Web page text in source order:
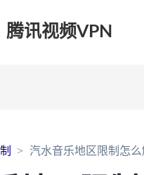
腾讯视频VPN
汽水音乐地区限制怎